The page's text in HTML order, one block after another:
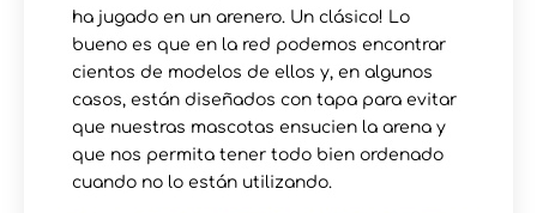
ha jugado en un arenero. Un clásico! Lo
bueno es que en la red podemos encontrar
cientos de modelos de ellos y, en algunos
casos, están diseñados con tapa para evitar
que nuestras mascotas ensucien la arena y
que nos permita tener todo bien ordenado
cuando no lo están utilizando.